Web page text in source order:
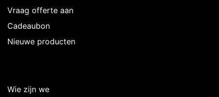
Vraag offerte aan
Cadeaubon
Nieuwe producten
Wie zijn we